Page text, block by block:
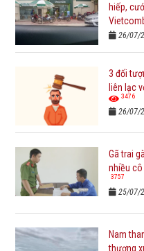
hiếp,
26/07/
3 đối
liên lạc
3476
26/07/
Gã trai
nhiều
3757
25/07/
Nam
thương